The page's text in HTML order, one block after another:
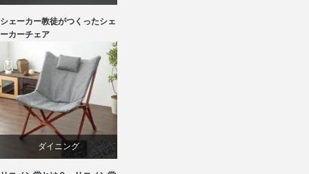
ダイニング
パイン
ボーエ・モーエンセン
メープル
シェーカー教徒がつくったシェ
ーカーチェア
ダイニング